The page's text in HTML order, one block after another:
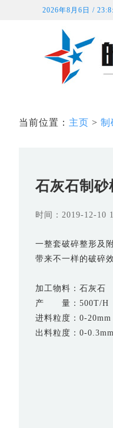
2026年8月6日 /
当前位置： 主页 > 制
石灰石制砂
时间：2019-12-10
一整套破碎整形及
带来不一样的破碎
加工物料：石灰石
产 量：500T/H
进料粒度：0-20mm
出料粒度：0-0.3mm